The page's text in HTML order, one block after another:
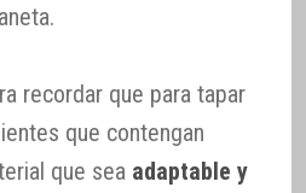
recordar que para tapar
que contengan
que sea adaptable y